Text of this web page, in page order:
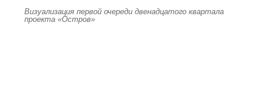
Визуализация первой очереди двенадцатого квартала
проекта «Остров»